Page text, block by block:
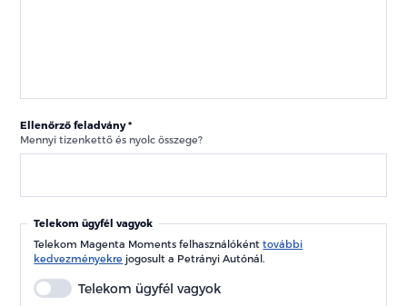
Ellenőrző feladvány
Mennyi tizenkettő és nyolc összege?
Telekom ügyfél vagyok
Telekom Magenta Moments felhasználókénttovábbi
kedvezményekre jogosult a Petrányi Autónál.
Telekom ügyfél vagyok